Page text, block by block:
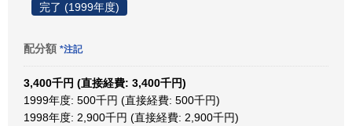
完了 (1999年度)
配分額 *注記
3,400千円 (直接経費: 3,400千円)
1999年度: 500千円 (直接経費: 500千円)
1998年度: 2,900千円 (直接経費: 2,900千円)